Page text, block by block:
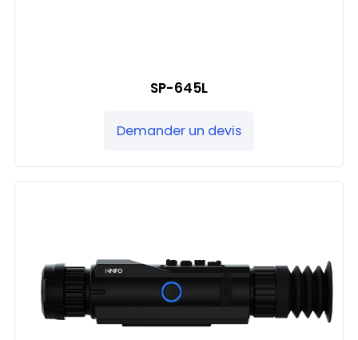
SP-645L
Demander un devis